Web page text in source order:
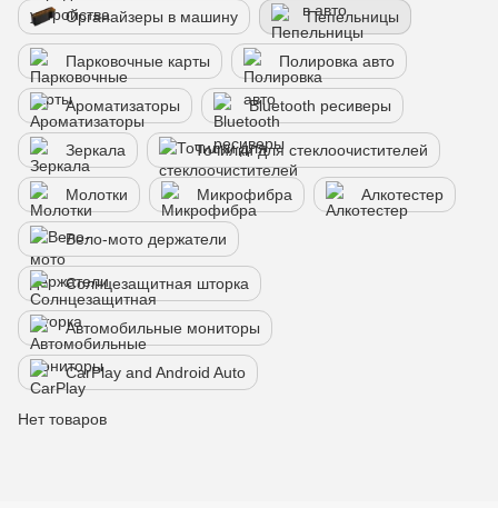
Органайзеры в машину Пепельницы
Парковочные карты Полировка авто
Ароматизаторы Bluetooth ресиверы
Зеркала Точилки для стеклоочистителей
Молотки Микрофибра Алкотестер
Вело-мото держатели
Солнцезащитная шторка
Автомобильные мониторы
CarPlay and Android Auto
Нет товаров